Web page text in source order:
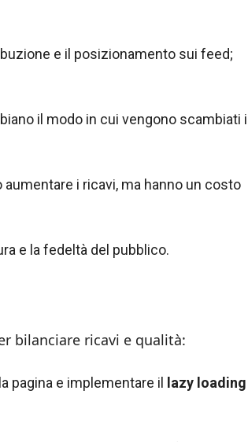
e il posizionamento sui feed;
il modo in cui vengono scambiati i
i ricavi, ma hanno un costo
e la fedeltà del pubblico.
bilanciare ricavi e qualità:
pagina e implementare il lazy loading